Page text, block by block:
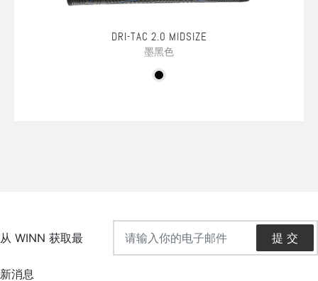
DRI-TAC 2.0 MIDSIZE
墨黑色